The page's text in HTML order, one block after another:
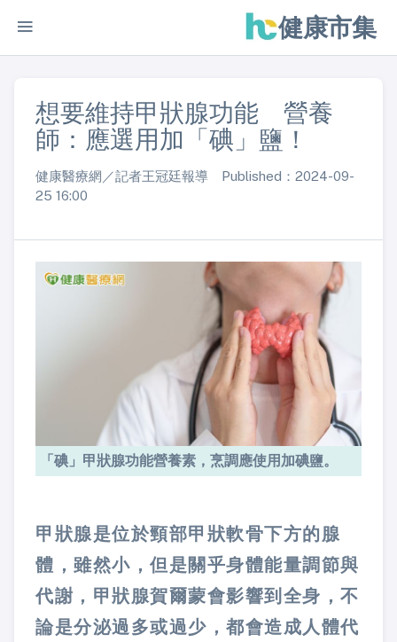
健康市集
想要維持甲狀腺功能 營養
師：應選用加「碘」鹽！
健康醫療網／記者王冠廷報導 Published：2024-09-
25 16:00
「碘」甲狀腺功能營養素，烹調應使用加碘鹽。
甲狀腺是位於頸部甲狀軟骨下方的腺
體，雖然小，但是關乎身體能量調節與
代謝，甲狀腺賀爾蒙會影響到全身，不
論是分泌過多或過少，都會造成人體代